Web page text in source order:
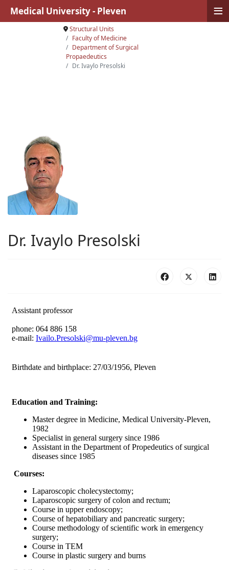
Structural Units
Faculty of Medicine
Department of Surgical
Propaedeutics
Dr. Ivaylo Presolski
Dr. Ivaylo Presolski
Medical University - Pleven ≡